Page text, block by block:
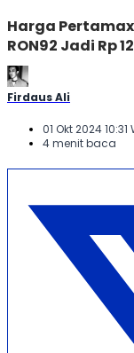
Harga
RON92 Jadi Rp
Firdaus Ali
01 Okt 2024 10:31
4 menit baca